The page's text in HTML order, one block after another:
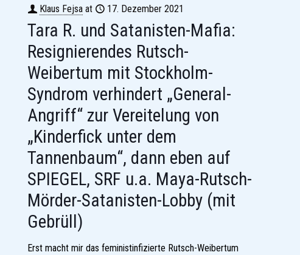
Klaus Fejsa at 17. Dezember 2021
Tara R. und Satanisten-Mafia:
Resignierendes Rutsch-
Weibertum mit Stockholm-
Syndrom verhindert „General-
Angriff“ zur Vereitelung von
„Kinderfick unter dem
Tannenbaum“, dann eben auf
SPIEGEL, SRF u.a. Maya-Rutsch-
Mörder-Satanisten-Lobby (mit
Gebrüll)
Erst macht mir das feministinfizierte Rutsch-Weibertum